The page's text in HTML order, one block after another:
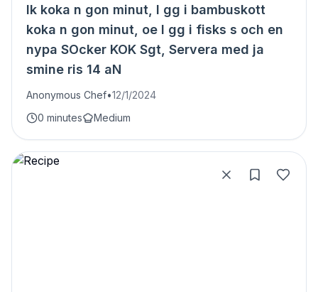
lk koka n gon minut, l gg i bambuskott
koka n gon minut, oe l gg i fisks s och en
nypa SOcker KOK Sgt, Servera med ja
smine ris 14 aN
Anonymous Chef•12/1/2024
0 minutes
Medium